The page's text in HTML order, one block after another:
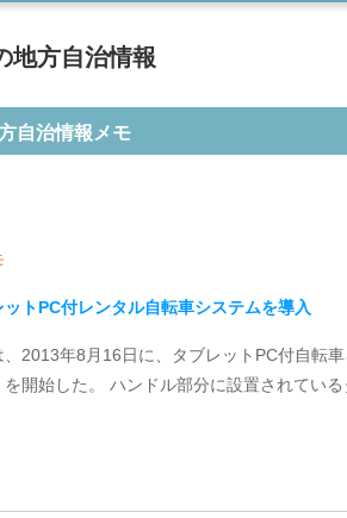
地方自治情報
自治情報メモ
トPC付レンタル自転車システムを導入
2013年8月16日に、タブレットPC付自転
を開始した。 ハンドル部分に設置されてい